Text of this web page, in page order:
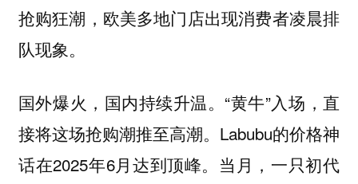
抢购狂潮，欧美多地门店出现消费者凌晨排
队现象。
国外爆火，国内持续升温。“黄牛”入场，直
接将这场抢购潮推至高潮。Labubu的价格神
话在2025年6月达到顶峰。当月，一只初代